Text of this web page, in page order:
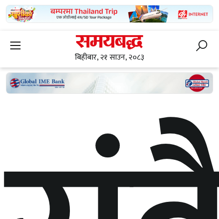
बिहीबार, २१ साउन, २०८३